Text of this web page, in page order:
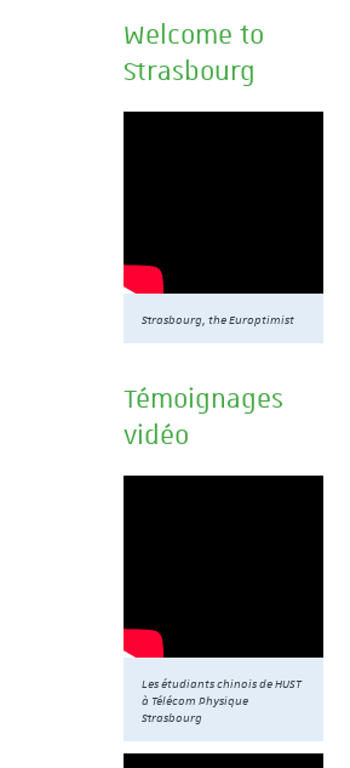
Welcome to
Strasbourg
Strasbourg, the Europtimist
Témoignages
vidéo
Les étudiants chinois de HUST
à Télécom Physique
Strasbourg